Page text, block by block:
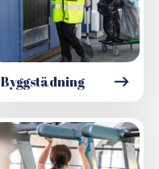
Byggstädning